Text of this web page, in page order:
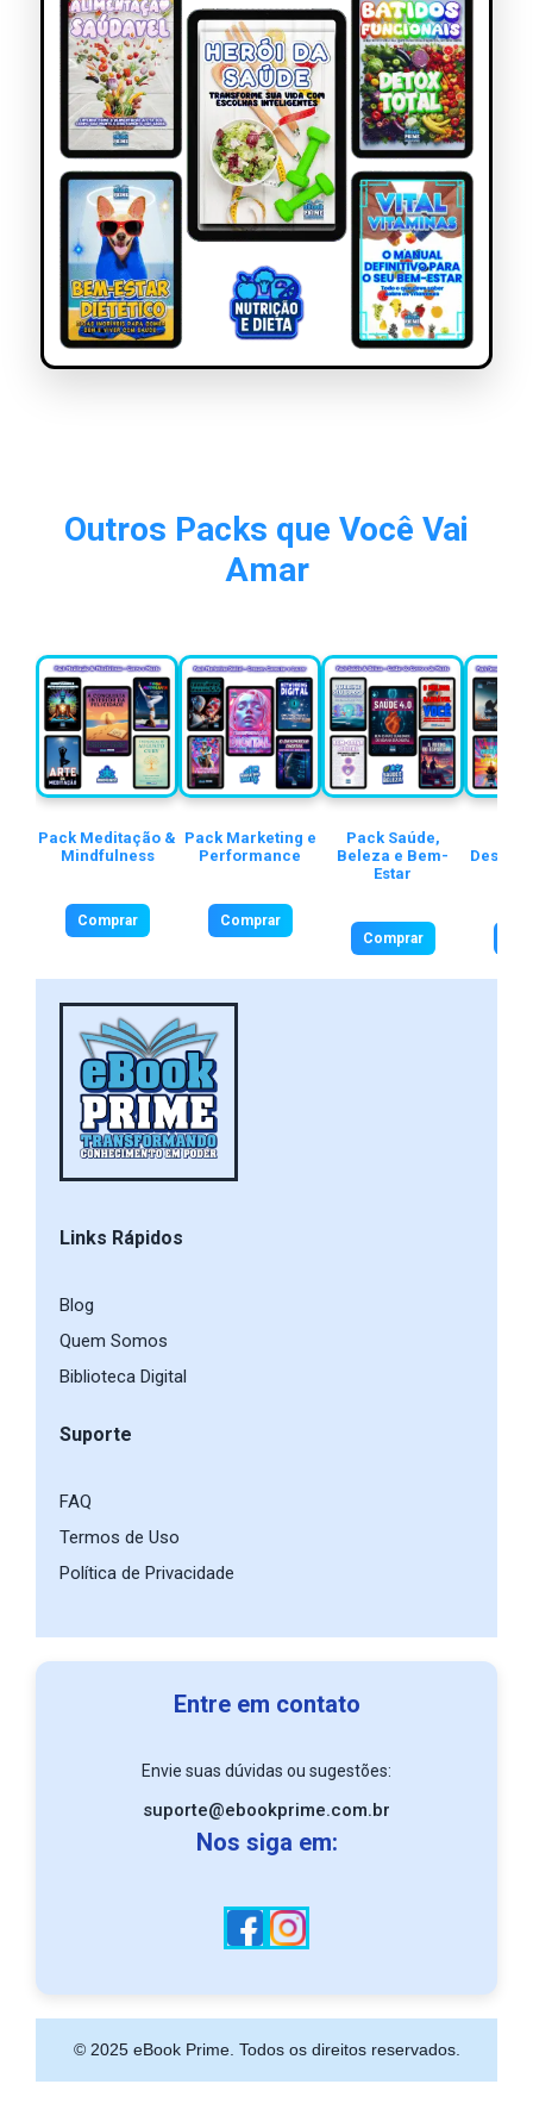
Outros Packs que Você Vai
Amar
Pack Meditação &
Mindfulness
Comprar
Pack Marketing e
Performance
Comprar
Pack Saúde,
Beleza e Bem-
Estar
Comprar
Links Rápidos
Blog
Quem Somos
Biblioteca Digital
Suporte
FAQ
Termos de Uso
Política de Privacidade
Entre em contato
Envie suas dúvidas ou sugestões:
suporte@ebookprime.com.br
Nos siga em:
© 2025 eBook Prime. Todos os direitos reservados.